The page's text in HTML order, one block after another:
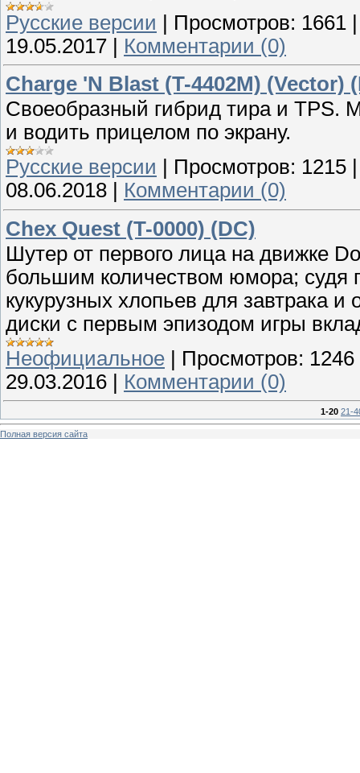
Русские версии | Просмотров: 1661
19.05.2017 | Комментарии (0)
Charge 'N Blast (T-4402M) (Vector)
Своеобразный гибрид тира и TPS.
и водить прицелом по экрану.
Русские версии
Просмотров: 1215
08.06.2018
Комментарии (0)
Chex Quest (T-0000) (DC)
Шутер от первого лица на движке
большим количеством юмора; судя
кукурузных хлопьев для завтрака
диски с первым эпизодом игры
Неофициальное
Просмотров: 1246
29.03.2016
Комментарии (0)
1-20 21-
Полная версия сайта